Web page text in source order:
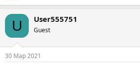
U User555751
Guest
30 Мар 2021